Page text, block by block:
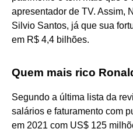
apresentador de TV. Assim,
Silvio Santos, já que sua
em R$ 4,4 bilhões.
Quem mais rico
Segundo a última lista da
salários e faturamento com
em 2021 com US$ 125